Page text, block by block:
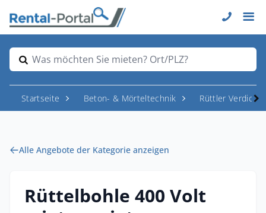
Was möchten Sie mieten? Ort/PLZ?
Startseite Beton- & Mörteltechnik Rüttler
Alle Angebote der Kategorie anzeigen
Rüttelbohle 400 Volt